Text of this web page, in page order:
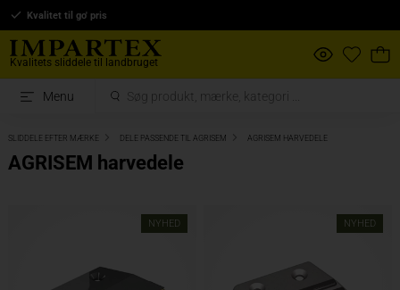
Kvalitet til go' pris
Kvalitets sliddele til landbruget
Menu
SLIDDELE EFTER MÆRKE DELE PASSENDE TIL AGRISEM AGRISEM HARVEDELE
AGRISEM harvedele
NYHED NYHED